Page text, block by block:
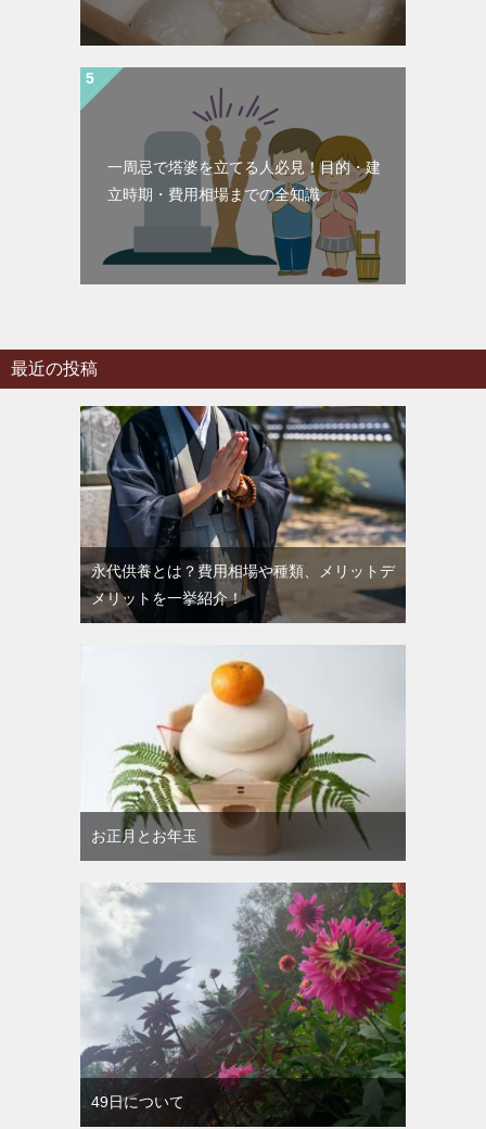
一周忌で塔婆を立てる人必見！目的・建
立時期・費用相場までの全知識
最近の投稿
永代供養とは？費用相場や種類、メリットデ
メリットを一挙紹介！
お正月とお年玉
49日について